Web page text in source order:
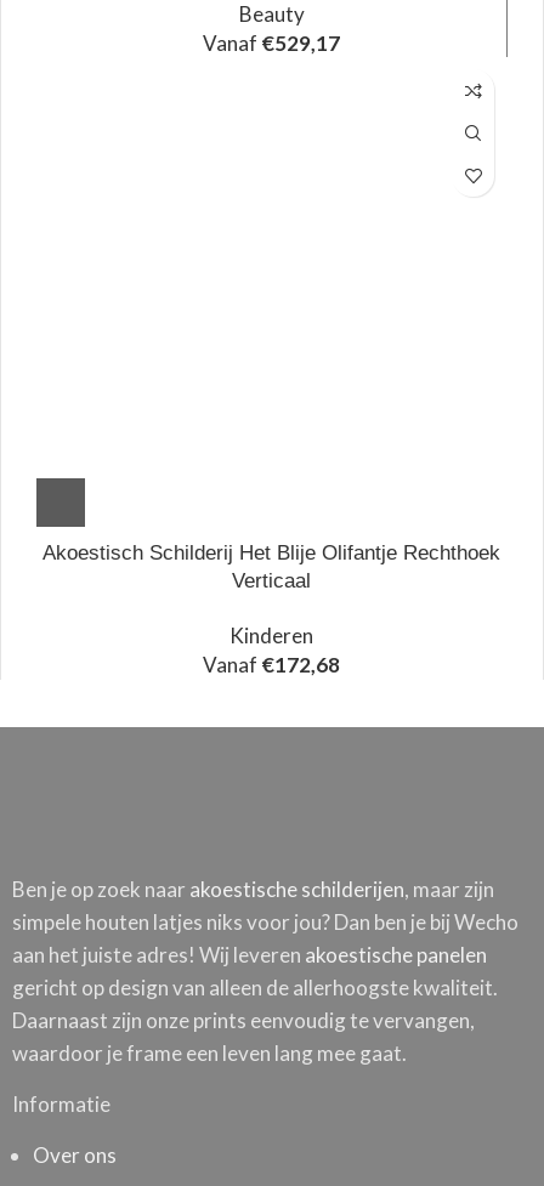
Beauty
Vanaf €529,17
Akoestisch Schilderij Het Blije Olifantje Rechthoek
Verticaal
Kinderen
Vanaf €172,68
Ben je op zoek naar akoestische schilderijen, maar zijn
simpele houten latjes niks voor jou? Dan ben je bij Wecho
aan het juiste adres! Wij leveren akoestische panelen
gericht op design van alleen de allerhoogste kwaliteit.
Daarnaast zijn onze prints eenvoudig te vervangen,
waardoor je frame een leven lang mee gaat.
Informatie
Over ons